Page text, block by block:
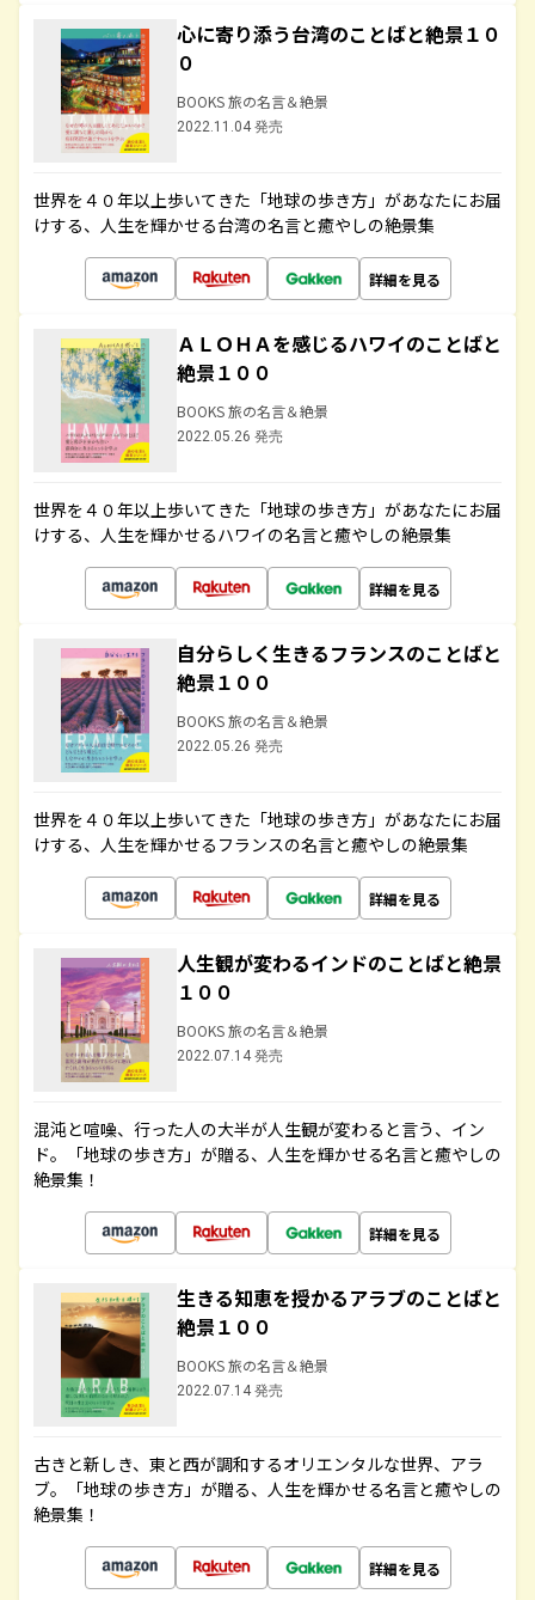
心に寄り添う台湾のことばと絶景１０
０
BOOKS 旅の名言＆絶景
2022.11.04 発売
世界を４０年以上歩いてきた「地球の歩き方」があなたにお届
けする、人生を輝かせる台湾の名言と癒やしの絶景集
詳細を見る
ＡＬＯＨＡを感じるハワイのことばと
絶景１００
BOOKS 旅の名言＆絶景
2022.05.26 発売
世界を４０年以上歩いてきた「地球の歩き方」があなたにお届
けする、人生を輝かせるハワイの名言と癒やしの絶景集
詳細を見る
自分らしく生きるフランスのことばと
絶景１００
BOOKS 旅の名言＆絶景
2022.05.26 発売
世界を４０年以上歩いてきた「地球の歩き方」があなたにお届
けする、人生を輝かせるフランスの名言と癒やしの絶景集
詳細を見る
人生観が変わるインドのことばと絶景
１００
BOOKS 旅の名言＆絶景
2022.07.14 発売
混沌と喧噪、行った人の大半が人生観が変わると言う、イン
ド。「地球の歩き方」が贈る、人生を輝かせる名言と癒やしの
絶景集！
詳細を見る
生きる知恵を授かるアラブのことばと
絶景１００
BOOKS 旅の名言＆絶景
2022.07.14 発売
古きと新しき、東と西が調和するオリエンタルな世界、アラ
ブ。「地球の歩き方」が贈る、人生を輝かせる名言と癒やしの
絶景集！
詳細を見る